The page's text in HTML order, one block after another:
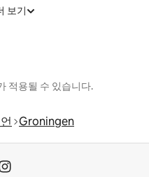
보기
적용될 수 있습니다.
Groningen